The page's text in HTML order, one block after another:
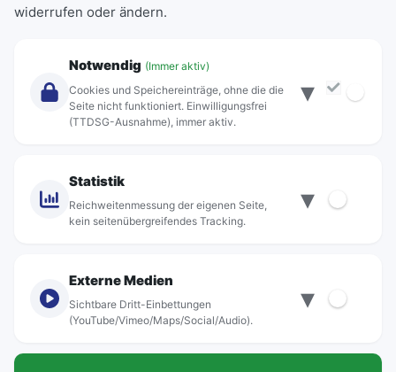
Abonnements
Über Rebus
Standorte
© rebus Regionalbus Rostock GmbH
widerrufen oder ändern.
Notwendig (Immer aktiv)
Cookies und Speichereinträge, ohne die die
Seite nicht funktioniert. Einwilligungsfrei
(TTDSG-Ausnahme), immer aktiv.
▾
Statistik
Reichweitenmessung der eigenen Seite,
kein seitenübergreifendes Tracking.
▾
Externe Medien
Sichtbare Dritt-Einbettungen
(YouTube/Vimeo/Maps/Social/Audio).
▾